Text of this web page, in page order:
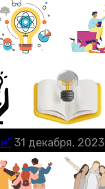
31 декабря, 2023